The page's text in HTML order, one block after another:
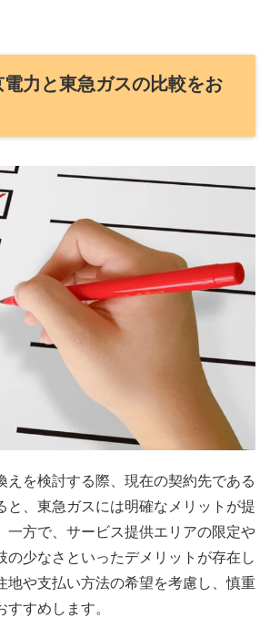
電力と東急ガスの比較をお
えを検討する際、現在の契約先である
と、東急ガスには明確なメリットが提
一方で、サービス提供エリアの限定や
の少なさといったデメリットが存在し
地や支払い方法の希望を考慮し、慎重
すめします。